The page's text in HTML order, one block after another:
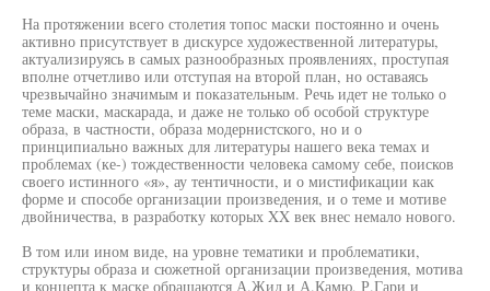
На протяжении всего столетия топос маски постоянно и очень
активно присутствует в дискурсе художественной литературы,
актуализируясь в самых разнообразных проявлениях, проступая
вполне отчетливо или отступая на второй план, но оставаясь
чрезвычайно значимым и показательным. Речь идет не только о
теме маски, маскарада, и даже не только об особой структуре
образа, в частности, образа модернистского, но и о
принципиально важных для литературы нашего века темах и
проблемах (ке-) тождественности человека самому себе, поисков
своего истинного «я», ау тентичности, и о мистификации как
форме и способе организации произведения, и о теме и мотиве
двойничества, в разработку которых XX век внес немало нового.
В том или ином виде, на уровне тематики и проблематики,
структуры образа и сюжетной организации произведения, мотива
и концепта к маске обращаются А.Жид и А.Камю, Р.Гари и